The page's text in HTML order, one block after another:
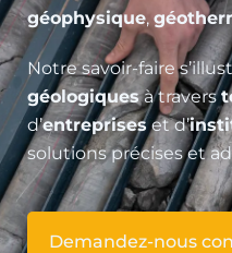
géophysique,
Notre savoir-faire
géologiquesà travers
d’entreprises et d’
solutions précises et
Demandez-nous